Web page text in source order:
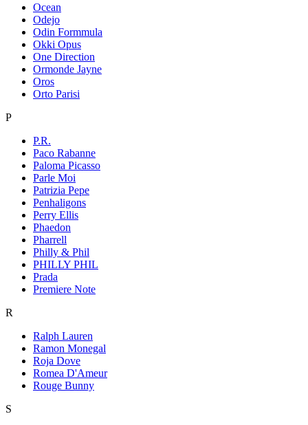
Ocean
Odejo
Odin Formmula
Okki Opus
One Direction
Ormonde Jayne
Oros
Orto Parisi
P
P.R.
Paco Rabanne
Paloma Picasso
Parle Moi
Patrizia Pepe
Penhaligons
Perry Ellis
Phaedon
Pharrell
Philly & Phil
PHILLY PHIL
Prada
Premiere Note
R
Ralph Lauren
Ramon Monegal
Roja Dove
Romea D'Ameur
Rouge Bunny
S